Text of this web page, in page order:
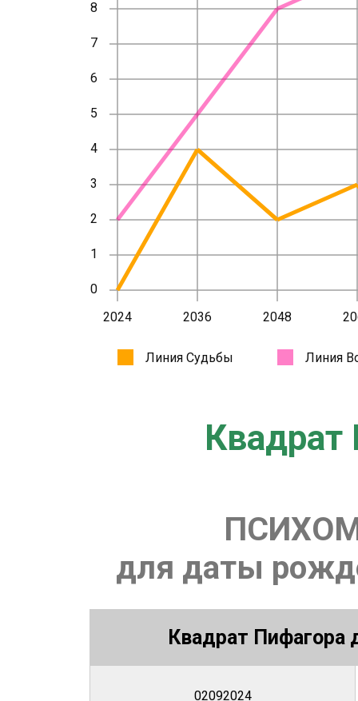
Квадрат
для даты
Квадрат Пифагора
02092024